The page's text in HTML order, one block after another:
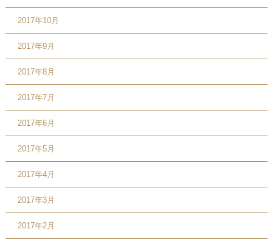
2017年10月
2017年9月
2017年8月
2017年7月
2017年6月
2017年5月
2017年4月
2017年3月
2017年2月